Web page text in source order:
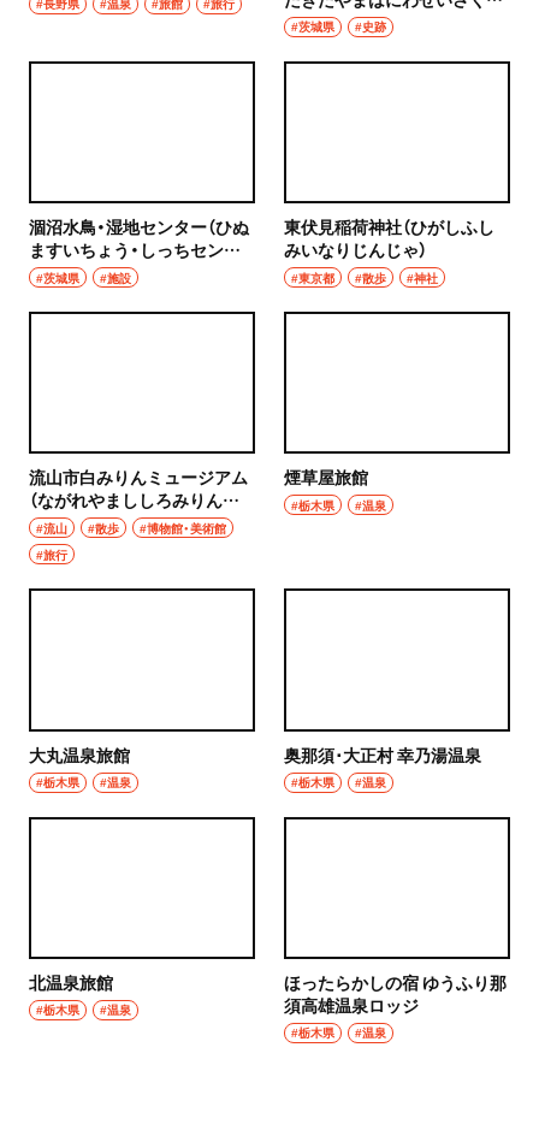
せき）
#茨城県 #史跡
涸沼水鳥・湿地センター（ひぬ
ますいちょう・しっちセンタ
ー）
#茨城県 #施設
東伏見稲荷神社（ひがしふし
みいなりじんじゃ）
#東京都 #散歩 #神社
流山市白みりんミュージアム
（ながれやまししろみりんミ
ュージアム）
#流山 #散歩
#博物館・美術館
#旅行
煙草屋旅館
#栃木県 #温泉
大丸温泉旅館
#栃木県 #温泉
奥那須･大正村 幸乃湯温泉
#栃木県 #温泉
北温泉旅館
#栃木県 #温泉
ほったらかしの宿 ゆうふり那
須高雄温泉ロッジ
#栃木県 #温泉